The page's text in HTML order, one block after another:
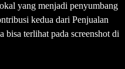
yang menjadi penyumbang
kedua dari Penjualan
bisa terlihat pada screenshot di